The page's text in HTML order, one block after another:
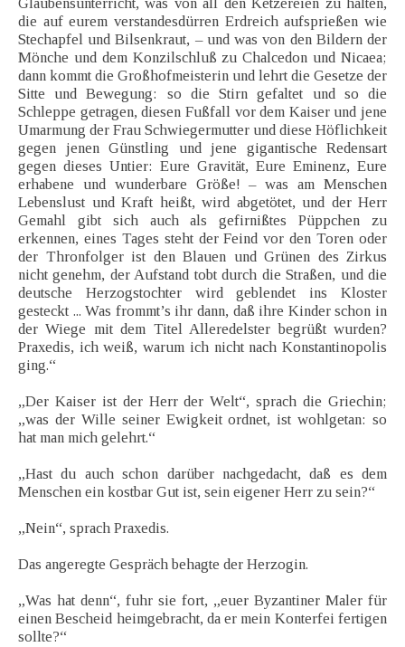
Glaubensunterricht, was von all den Ketzereien zu halten,
die auf eurem verstandesdürren Erdreich aufsprießen wie
Stechapfel und Bilsenkraut, – und was von den Bildern der
Mönche und dem Konzilschluß zu Chalcedon und Nicaea;
dann kommt die Großhofmeisterin und lehrt die Gesetze der
Sitte und Bewegung: so die Stirn gefaltet und so die
Schleppe getragen, diesen Fußfall vor dem Kaiser und jene
Umarmung der Frau Schwiegermutter und diese Höflichkeit
gegen jenen Günstling und jene gigantische Redensart
gegen dieses Untier: Eure Gravität, Eure Eminenz, Eure
erhabene und wunderbare Größe! – was am Menschen
Lebenslust und Kraft heißt, wird abgetötet, und der Herr
Gemahl gibt sich auch als gefirnißtes Püppchen zu
erkennen, eines Tages steht der Feind vor den Toren oder
der Thronfolger ist den Blauen und Grünen des Zirkus
nicht genehm, der Aufstand tobt durch die Straßen, und die
deutsche Herzogstochter wird geblendet ins Kloster
gesteckt ... Was frommt’s ihr dann, daß ihre Kinder schon in
der Wiege mit dem Titel Alleredelster begrüßt wurden?
Praxedis, ich weiß, warum ich nicht nach Konstantinopolis
ging.“
„Der Kaiser ist der Herr der Welt“, sprach die Griechin;
„was der Wille seiner Ewigkeit ordnet, ist wohlgetan: so
hat man mich gelehrt.“
„Hast du auch schon darüber nachgedacht, daß es dem
Menschen ein kostbar Gut ist, sein eigener Herr zu sein?“
„Nein“, sprach Praxedis.
Das angeregte Gespräch behagte der Herzogin.
„Was hat denn“, fuhr sie fort, „euer Byzantiner Maler für
einen Bescheid heimgebracht, da er mein Konterfei fertigen
sollte?“